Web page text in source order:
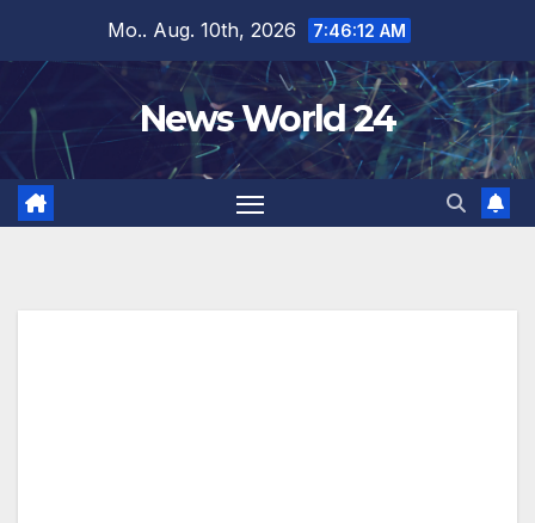
springen
Mo.. Aug. 10th, 2026 7:46:13 AM
News World 24